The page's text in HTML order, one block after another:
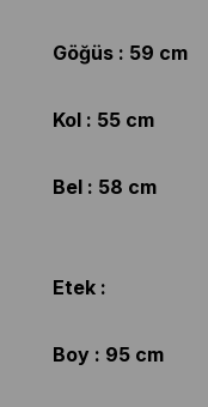
Göğüs : 59 cm
Kol : 55 cm
Bel : 58 cm
Etek :
Boy : 95 cm